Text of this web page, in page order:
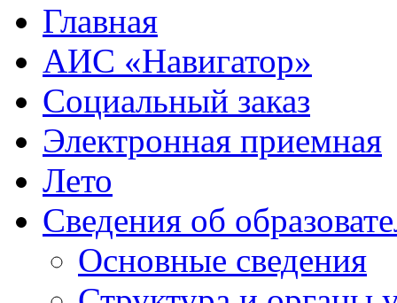
Главная
АИС «Навигатор»
Социальный заказ
Электронная приемная
Лето
Сведения об
Основные сведения